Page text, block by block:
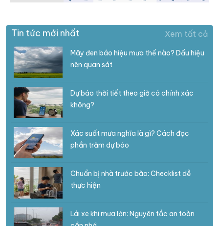
Tin tức mới nhất Xem tất cả
Mây đen báo hiệu mưa thế nào? Dấu hiệu
nên quan sát
Dự báo thời tiết theo giờ có chính xác
không?
Xác suất mưa nghĩa là gì? Cách đọc
phần trăm dự báo
Chuẩn bị nhà trước bão: Checklist dễ
thực hiện
Lái xe khi mưa lớn: Nguyên tắc an toàn